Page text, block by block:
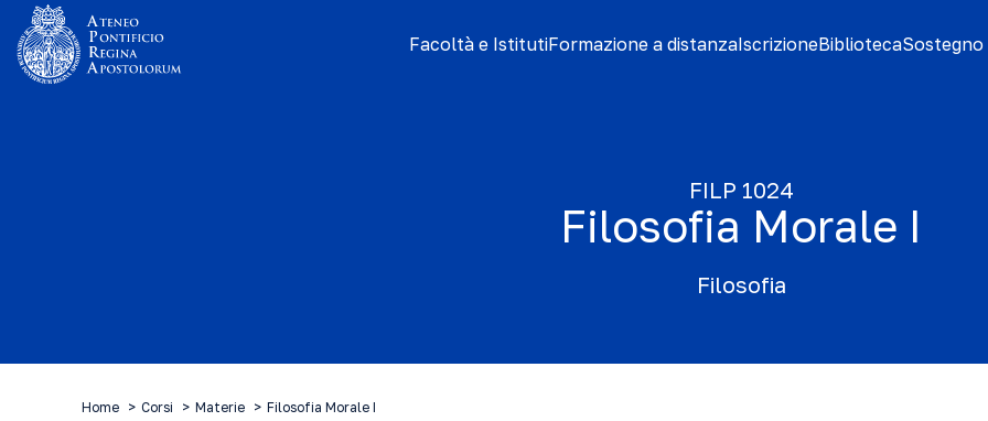
Facoltà e IstitutiFormazione a distanzaIscrizioneBiblioteca
FILP 1024
Filosofia Morale I
Filosofia
Home Corsi Materie Filosofia Morale I